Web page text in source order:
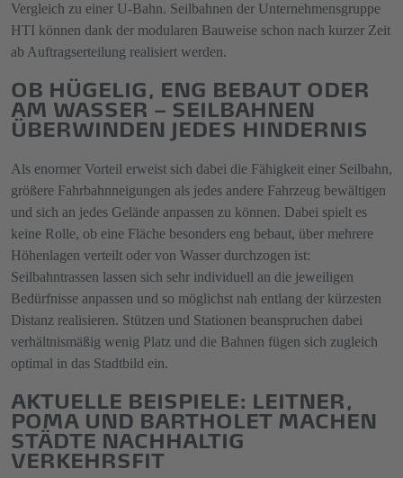
Vergleich zu einer U-Bahn. Seilbahnen der Unternehmensgruppe
HTI können dank der modularen Bauweise schon nach kurzer Zeit
ab Auftragserteilung realisiert werden.
OB HÜGELIG, ENG BEBAUT ODER
AM WASSER – SEILBAHNEN
ÜBERWINDEN JEDES HINDERNIS
Als enormer Vorteil erweist sich dabei die Fähigkeit einer Seilbahn,
größere Fahrbahnneigungen als jedes andere Fahrzeug bewältigen
und sich an jedes Gelände anpassen zu können. Dabei spielt es
keine Rolle, ob eine Fläche besonders eng bebaut, über mehrere
Höhenlagen verteilt oder von Wasser durchzogen ist:
Seilbahntrassen lassen sich sehr individuell an die jeweiligen
Bedürfnisse anpassen und so möglichst nah entlang der kürzesten
Distanz realisieren. Stützen und Stationen beanspruchen dabei
verhältnismäßig wenig Platz und die Bahnen fügen sich zugleich
optimal in das Stadtbild ein.
AKTUELLE BEISPIELE: LEITNER,
POMA UND BARTHOLET MACHEN
STÄDTE NACHHALTIG
VERKEHRSFIT